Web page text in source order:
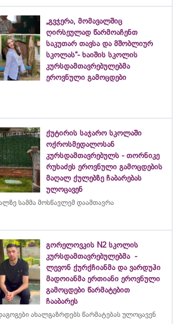
„გვჯერა, მომავალშიც
ღირსეულად წარმოაჩენთ
საკუთარ თავსა და მშობლიურ
სკოლას“- ხაიშის სკოლის
კურსდამთავრებულებმა
ეროვნული გამოცდები
ქუტირის საჯარო სკოლაში
ოქროსმედალოსან
კურსდამთავრებულს - თორნიკე
რუხაძეს ეროვნული გამოცდების
მაღალ ქულებზე ჩაბარებას
ულოცავენ
სამმა მოსწავლემ დაამთავრა
გორელოვკის N2 სკოლის
კურსდამთავრებულებმა -
ლევონ ქურქჩიანმა და ვარდუჰი
მადოიანმა ერთიანი ეროვნული
გამოცდები წარმატებით
ჩააბარეს
ახალგაზრდებს წარმატებას ულოცავენ